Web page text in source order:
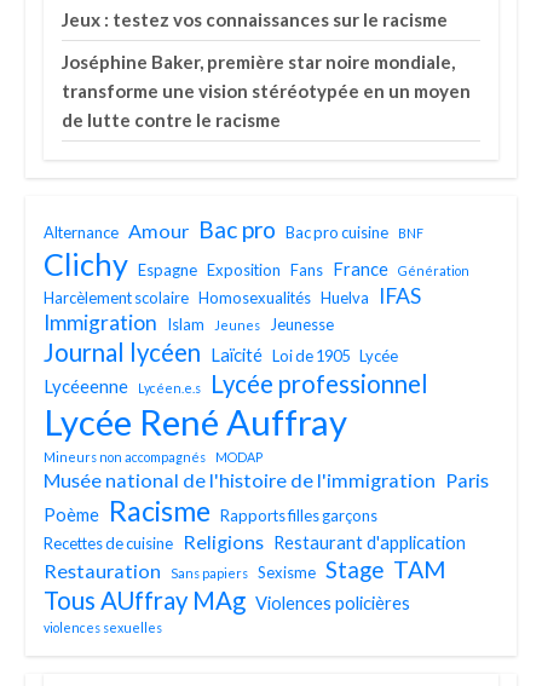
Jeux : testez vos connaissances sur le racisme
Joséphine Baker, première star noire mondiale,
transforme une vision stéréotypée en un moyen
de lutte contre le racisme
Alternance Amour Bac pro Bac pro cuisine BNF
Clichy Espagne Exposition Fans France Génération
Harcèlement scolaire Homosexualités Huelva
IFAS
Immigration
Islam Jeunes Jeunesse
Journal lycéen Laïcité Loi de 1905 Lycée
Lycéeenne Lycéen.e.s Lycée professionnel
Lycée René Auffray
Mineurs non accompagnés MODAP
Musée national de l'histoire de l'immigration Paris
Poème Racisme Rapports filles garçons
Recettes de cuisine
Religions Restaurant d'application
Restauration Sans papiers Sexisme Stage TAM
Tous AUffray MAg Violences policières
violences sexuelles